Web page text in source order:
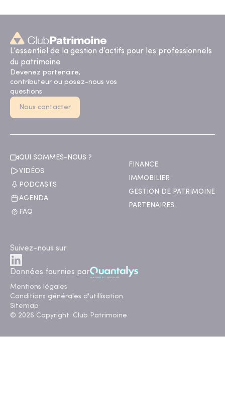
L’essentiel de la gestion d’actifs pour les professionnels
du patrimoine
Devenez partenaire,
contributeur ou posez-nous vos
questions
Nous contacter
QUI SOMMES-NOUS ?
VIDÉOS
PODCASTS
AGENDA
FAQ
FINANCE
IMMOBILIER
GESTION DE PATRIMOINE
PARTENAIRES
Suivez-nous sur
Données fournies par
Mentions légales
Conditions générales d'utillisation
Sitemap
© 2026 Copyright. Club Patrimoine